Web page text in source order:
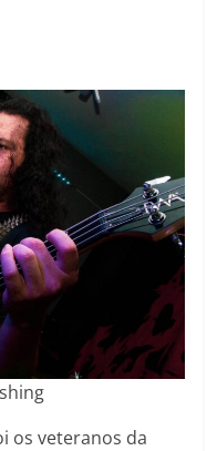
os veteranos da